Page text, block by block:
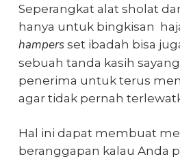
Seperangkat alat sholat
hanya untuk bingkisan
hampers set ibadah bisa
sebuah tanda kasih
penerima untuk terus
agar tidak pernah
Hal ini dapat membuat
beranggapan kalau Anda